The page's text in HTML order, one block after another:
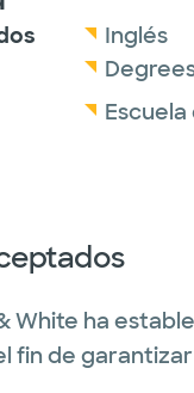
Inglés
White ha
fin de